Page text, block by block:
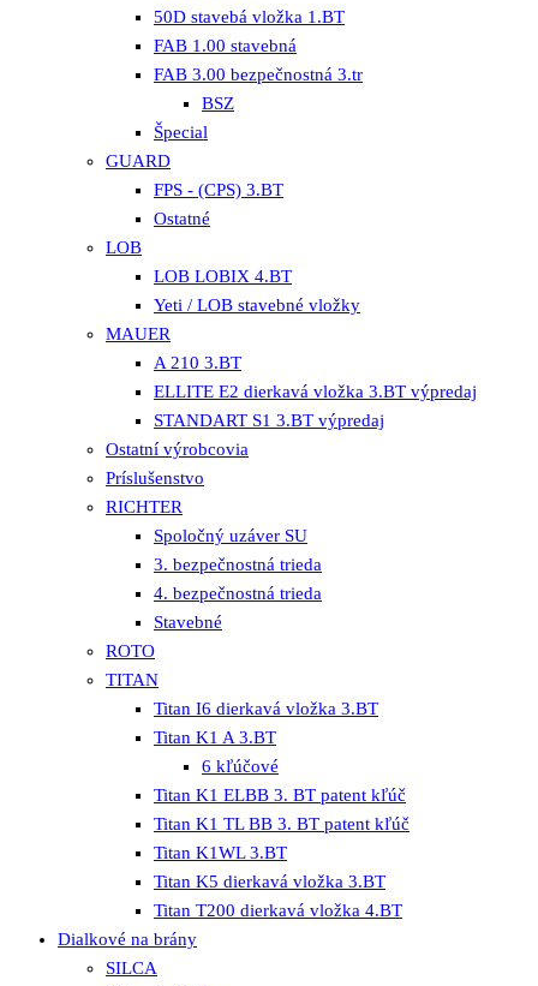
50D stavebá vložka 1.BT
FAB 1.00 stavebná
FAB 3.00 bezpečnostná 3.tr
BSZ
Špecial
GUARD
FPS - (CPS) 3.BT
Ostatné
LOB
LOB LOBIX 4.BT
Yeti / LOB stavebné vložky
MAUER
A 210 3.BT
ELLITE E2 dierkavá vložka 3.BT výpredaj
STANDART S1 3.BT výpredaj
Ostatní výrobcovia
Príslušenstvo
RICHTER
Spoločný uzáver SU
3. bezpečnostná trieda
4. bezpečnostná trieda
Stavebné
ROTO
TITAN
Titan I6 dierkavá vložka 3.BT
Titan K1 A 3.BT
6 kľúčové
Titan K1 ELBB 3. BT patent kľúč
Titan K1 TL BB 3. BT patent kľúč
Titan K1WL 3.BT
Titan K5 dierkavá vložka 3.BT
Titan T200 dierkavá vložka 4.BT
Dialkové na brány
SILCA